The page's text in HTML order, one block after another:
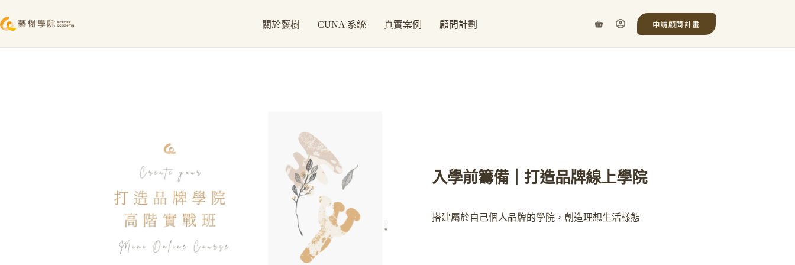
關於藝樹 CUNA 系統 真實案例 顧問計劃 申請顧問計畫
入學前籌備｜打造品牌線上學院
搭建屬於自己個人品牌的學院，創造理想生活樣態